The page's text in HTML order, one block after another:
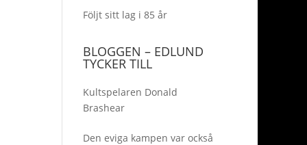
Följt sitt lag i 85 år
BLOGGEN – EDLUND
TYCKER TILL
Kultspelaren Donald
Brashear
Den eviga kampen var också